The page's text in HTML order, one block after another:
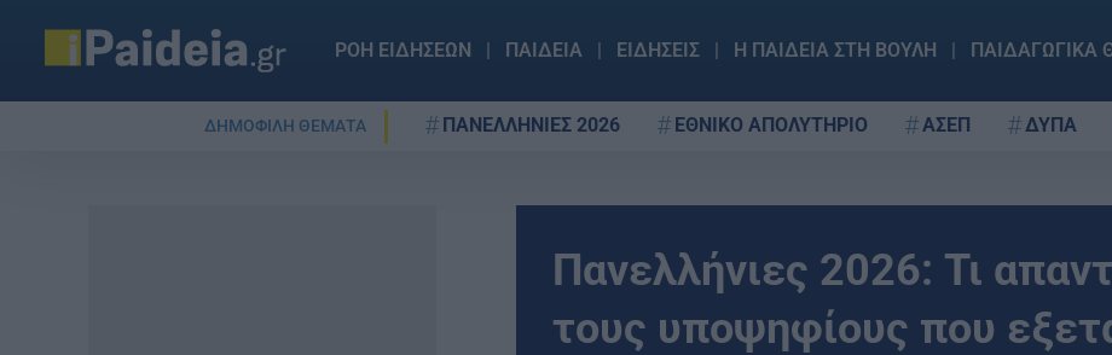
ΡΟΗ ΕΙΔΗΣΕΩΝ ΠΑΙΔΕΙΑ ΕΙΔΗΣΕΙΣ Η ΠΑΙΔΕΙΑ ΣΤΗ ΒΟΥΛΗ ΠΑΙΔΑΓΩΓΙΚΑ
ΔΗΜΟΦΙΛΗ ΘΕΜΑΤΑ ΠΑΝΕΛΛΗΝΙΕΣ 2026 ΕΘΝΙΚΟ ΑΠΟΛΥΤΗΡΙΟ ΑΣΕΠ ΔΥΠΑ
Πανελλήνιες 2026: Τι
τους υποψηφίους που